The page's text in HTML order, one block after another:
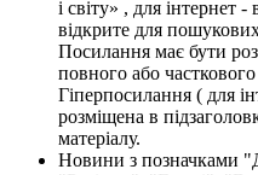
і світу» , для інтернет
відкрите для
Посилання має бути
повного або
Гіперпосилання ( для
розміщена в
матеріалу.
Новини з позначками